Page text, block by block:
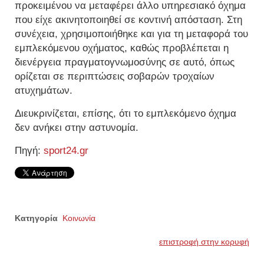
προκειμένου να μεταφέρει άλλο υπηρεσιακό όχημα
που είχε ακινητοποιηθεί σε κοντινή απόσταση. Στη
συνέχεια, χρησιμοποιήθηκε και για τη μεταφορά του
εμπλεκόμενου οχήματος, καθώς προβλέπεται η
διενέργεια πραγματογνωμοσύνης σε αυτό, όπως
ορίζεται σε περιπτώσεις σοβαρών τροχαίων
ατυχημάτων.
Διευκρινίζεται, επίσης, ότι το εμπλεκόμενο όχημα
δεν ανήκει στην αστυνομία.
Πηγή: sport24.gr
Κατηγορία Κοινωνία
επιστροφή στην κορυφή